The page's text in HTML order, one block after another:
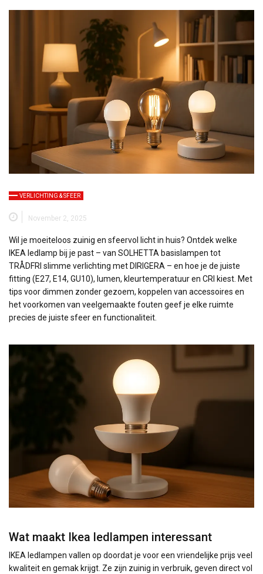
VERLICHTING & SFEER
November 2, 2025
Wil je moeiteloos zuinig en sfeervol licht in huis? Ontdek welke
IKEA ledlamp bij je past – van SOLHETTA basislampen tot
TRÅDFRI slimme verlichting met DIRIGERA – en hoe je de juiste
fitting (E27, E14, GU10), lumen, kleurtemperatuur en CRI kiest. Met
tips voor dimmen zonder gezoem, koppelen van accessoires en
het voorkomen van veelgemaakte fouten geef je elke ruimte
precies de juiste sfeer en functionaliteit.
Wat maakt Ikea ledlampen interessant
IKEA ledlampen vallen op doordat je voor een vriendelijke prijs veel
kwaliteit en gemak krijgt. Ze zijn zuinig in verbruik, geven direct vol